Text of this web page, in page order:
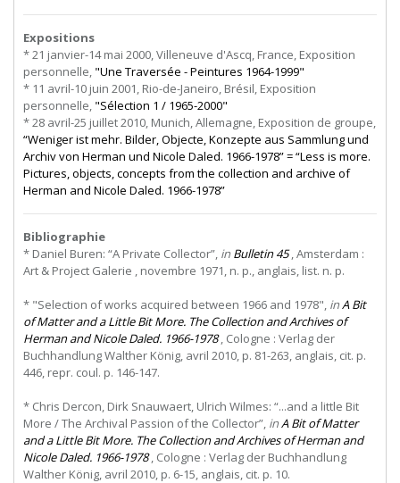
Expositions
* 21 janvier-14 mai 2000, Villeneuve d'Ascq, France, Exposition
personnelle, "Une Traversée - Peintures 1964-1999"
* 11 avril-10 juin 2001, Rio-de-Janeiro, Brésil, Exposition
personnelle, "Sélection 1 / 1965-2000"
* 28 avril-25 juillet 2010, Munich, Allemagne, Exposition de groupe,
“Weniger ist mehr. Bilder, Objecte, Konzepte aus Sammlung und
Archiv von Herman und Nicole Daled. 1966-1978” = “Less is more.
Pictures, objects, concepts from the collection and archive of
Herman and Nicole Daled. 1966-1978”
Bibliographie
* Daniel Buren: “A Private Collector”, in Bulletin 45, Amsterdam :
Art & Project Galerie , novembre 1971, n. p., anglais, list. n. p.
* "Selection of works acquired between 1966 and 1978", inA Bit
of Matter and a Little Bit More. The Collection and Archives of
Herman and Nicole Daled. 1966-1978, Cologne : Verlag der
Buchhandlung Walther König, avril 2010, p. 81-263, anglais, cit. p.
446, repr. coul. p. 146-147.
* Chris Dercon, Dirk Snauwaert, Ulrich Wilmes: “...and a little Bit
More / The Archival Passion of the Collector”, inA Bit of Matter
and a Little Bit More. The Collection and Archives of Herman and
Nicole Daled. 1966-1978, Cologne : Verlag der Buchhandlung
Walther König, avril 2010, p. 6-15, anglais, cit. p. 10.